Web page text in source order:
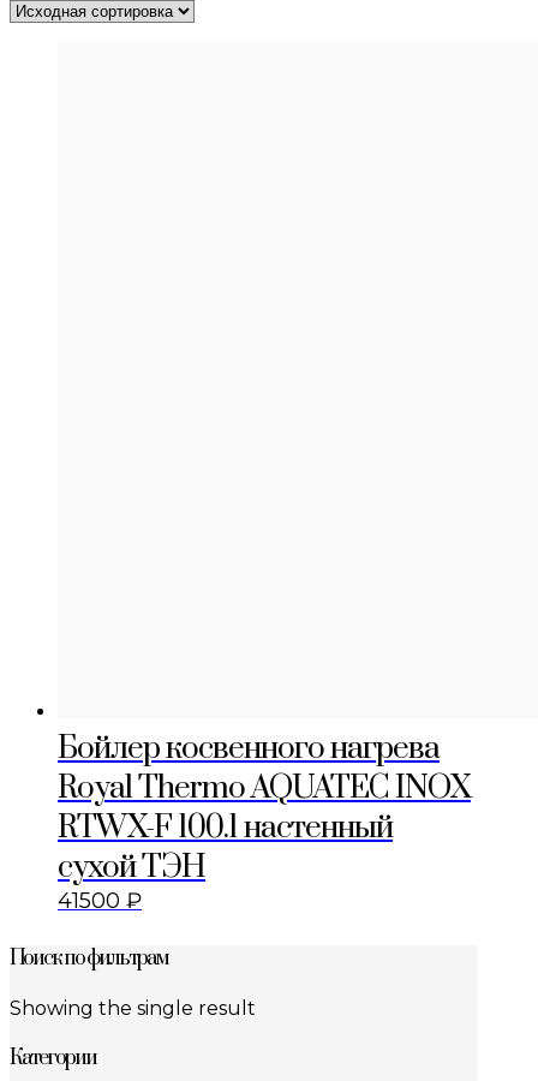
Бойлер косвенного нагрева
Royal Thermo AQUATEC INOX
RTWX-F 100.1 настенный
сухой ТЭН
41500 ₽
Поиск по фильтрам
Showing the single result
Категории